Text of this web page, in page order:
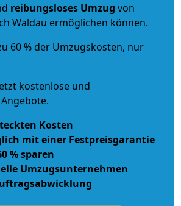
reibungsloses Umzug von
Waldau ermöglichen können.
60 % der Umzugskosten, nur
kostenlose und
Kosten
mit einer Festpreisgarantie
% sparen
Umzugsunternehmen